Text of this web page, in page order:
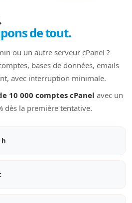
de tout.
ou un autre serveur cPanel ?
bases de données, emails
avec interruption minimale.
10 000 comptes cPanel avec un
dès la première tentative.
h